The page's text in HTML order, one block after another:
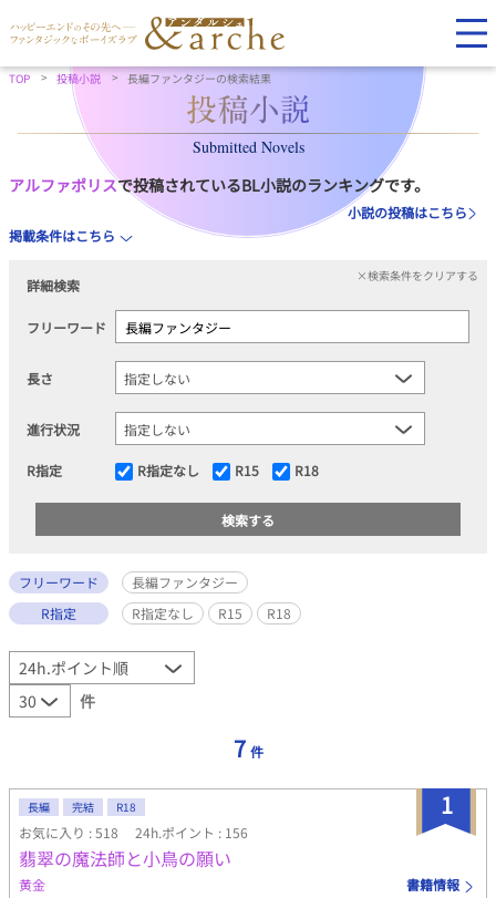
TOP 投稿小説 長編ファンタジーの検索結果
Submitted Novels
アルファポリスで投稿されているBL小説のランキングです。
小説の投稿はこちら
掲載条件はこちら
詳細検索
×検索条件をクリアする
フリーワード
長さ
進行状況
R指定 R指定なし R15 R18
フリーワード
長編ファンタジー
R指定
R指定なし R15 R18
件
7 件
1
長編 完結 R18
お気に入り : 518 24h.ポイント : 156
翡翠の魔法師と小鳥の願い
黄金 書籍情報